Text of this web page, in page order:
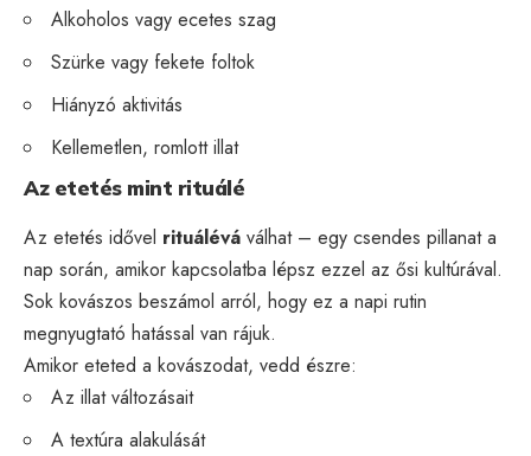
Alkoholos vagy ecetes szag
Szürke vagy fekete foltok
Hiányzó aktivitás
Kellemetlen, romlott illat
Az etetés mint rituálé
Az etetés idővel rituálévá válhat – egy csendes pillanat a
nap során, amikor kapcsolatba lépsz ezzel az ősi kultúrával.
Sok kovászos beszámol arról, hogy ez a napi rutin
megnyugtató hatással van rájuk.
Amikor eteted a kovászodat, vedd észre:
Az illat változásait
A textúra alakulását